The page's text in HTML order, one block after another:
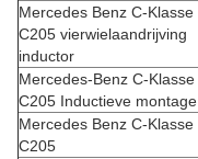
Mercedes Benz C-Klasse
C205 vierwielaandrijving
inductor
Mercedes-Benz C-Klasse
C205 Inductieve montage
Mercedes Benz C-Klasse
C205